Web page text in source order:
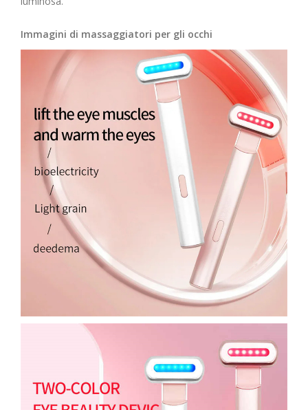
Immagini di massaggiatori per gli occhi